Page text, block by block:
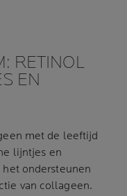
RETINOL
EN
met de leeftijd
lijntjes en
ondersteunen
van collageen.